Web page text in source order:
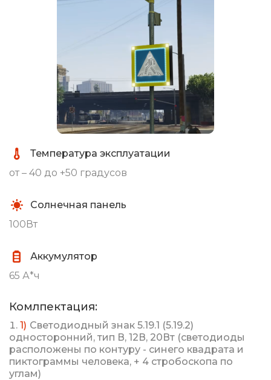
Температура эксплуатации
от – 40 до +50 градусов
Солнечная панель
100Вт
Аккумулятор
65 А*ч
Комлпектация:
Светодиодный знак 5.19.1 (5.19.2)
односторонний, тип В, 12В, 20Вт (светодиоды
расположены по контуру - синего квадрата и
пиктограммы человека, + 4 стробоскопа по
углам)